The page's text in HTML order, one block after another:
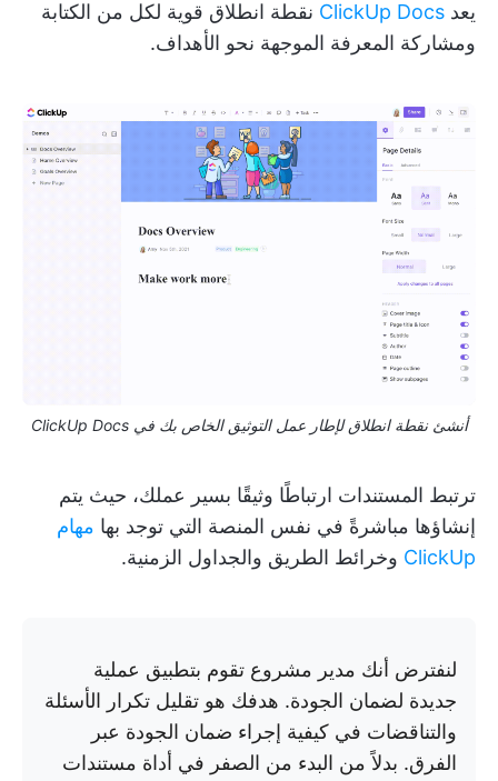
يعد ClickUp Docs نقطة انطلاق قوية لكل من الكتابة
ومشاركة المعرفة الموجهة نحو الأهداف.
أنشئ نقطة انطلاق لإطار عمل التوثيق الخاص بك في ClickUp Docs
ترتبط المستندات ارتباطًا وثيقًا بسير عملك، حيث يتم
إنشاؤها مباشرةً في نفس المنصة التي توجد بها مهام
ClickUp وخرائط الطريق والجداول الزمنية.
لنفترض أنك مدير مشروع تقوم بتطبيق عملية
جديدة لضمان الجودة. هدفك هو تقليل تكرار الأسئلة
والتناقضات في كيفية إجراء ضمان الجودة عبر
الفرق. بدلاً من البدء من الصفر في أداة مستندات